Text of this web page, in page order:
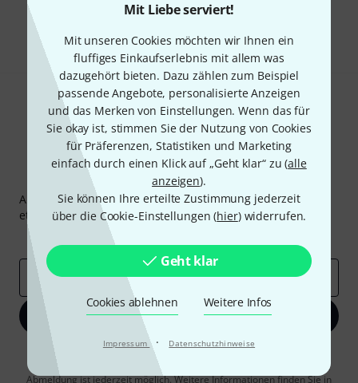
Mit Liebe serviert!
Mit unseren Cookies möchten wir Ihnen ein
fluffiges Einkaufserlebnis mit allem was
dazugehört bieten. Dazu zählen zum Beispiel
passende Angebote, personalisierte Anzeigen
und das Merken von Einstellungen. Wenn das für
Sie okay ist, stimmen Sie der Nutzung von Cookies
für Präferenzen, Statistiken und Marketing
einfach durch einen Klick auf „Geht klar“ zu (alle
anzeigen).
Sie können Ihre erteilte Zustimmung jederzeit
über die Cookie-Einstellungen (hier) widerrufen.
Geht klar
Cookies ablehnen Weitere Infos
Impressum · Datenschutzhinweise
Thomann Newsletter
Abonniere den Thomann Newsletter und gewinne mit
etwas Glück einen von50 Gutscheinenüber jeweils50€
Inspirierende Beiträge
E-Mail-Adresse*
Jetzt anmelden
Mit Klick auf „Jetzt anmelden“ stimmen Sie dem Erhalt von E-Mail-
Werbung und einer Messung des E-Mail-Nutzungsverhaltens zu. Die
Abmeldung ist jederzeit möglich. Weitere Informationen finden Sie in